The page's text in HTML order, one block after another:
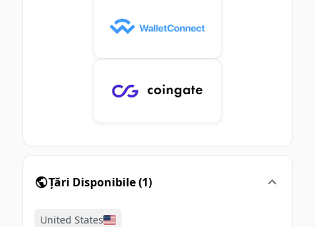
Țări Disponibile(1)
United States